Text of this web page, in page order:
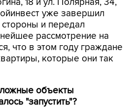
уже завершил
и передал
рассмотрение на
что в этом году граждане
которые они так
объекты
"запустить"?